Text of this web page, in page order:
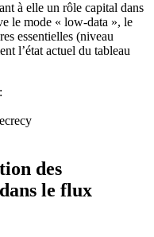
à elle un rôle capital dans
le mode « low‑data », le
essentielles (niveau
l’état actuel du tableau
des
le flux